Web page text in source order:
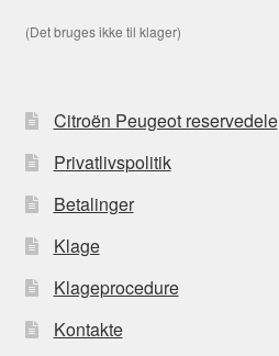
(Det bruges ikke til klager)
Citroën Peugeot reservedele
Privatlivspolitik
Betalinger
Klage
Klageprocedure
Kontakte